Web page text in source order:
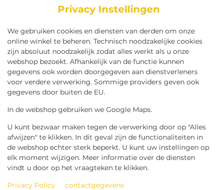
Privacy Instellingen
We gebruiken cookies en diensten van derden om onze
online winkel te beheren. Technisch noodzakelijke cookies
zijn absoluut noodzakelijk zodat alles werkt als u onze
webshop bezoekt. Afhankelijk van de functie kunnen
gegevens ook worden doorgegeven aan dienstverleners
voor verdere verwerking. Sommige providers geven ook
gegevens door buiten de EU.
In de webshop gebruiken we Google Maps.
U kunt bezwaar maken tegen de verwerking door op "Alles
afwijzen" te klikken. In dit geval zijn de functionaliteiten in
de webshop echter sterk beperkt. U kunt uw instellingen op
elk moment wijzigen. Meer informatie over de diensten
vindt u door op het vraagteken te klikken.
Privacy Policy contactgegevens
50CL